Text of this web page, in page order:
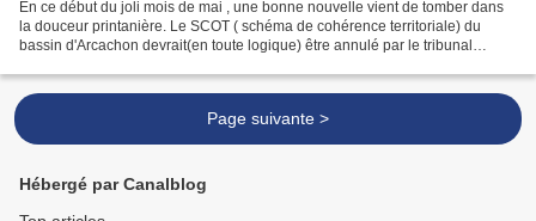
En ce début du joli mois de mai , une bonne nouvelle vient de tomber dans
la douceur printanière. Le SCOT ( schéma de cohérence territoriale) du
bassin d'Arcachon devrait(en toute logique) être annulé par le tribunal
Page suivante >
Hébergé par Canalblog